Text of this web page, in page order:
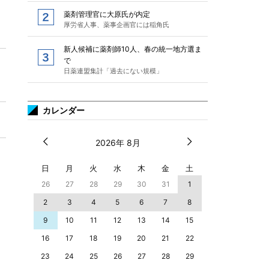
薬剤管理官に大原氏が内定
厚労省人事、薬事企画官には稲角氏
新人候補に薬剤師10人、春の統一地方選ま
で
日薬連盟集計「過去にない規模」
カレンダー
2026年 8月
日 月 火 水 木 金 土
26 27 28 29 30 31
1
2
3 4 5 6 7
8
9
10 11 12 13 14
15
16
17 18 19 20 21
22
23
24 25 26 27 28 29